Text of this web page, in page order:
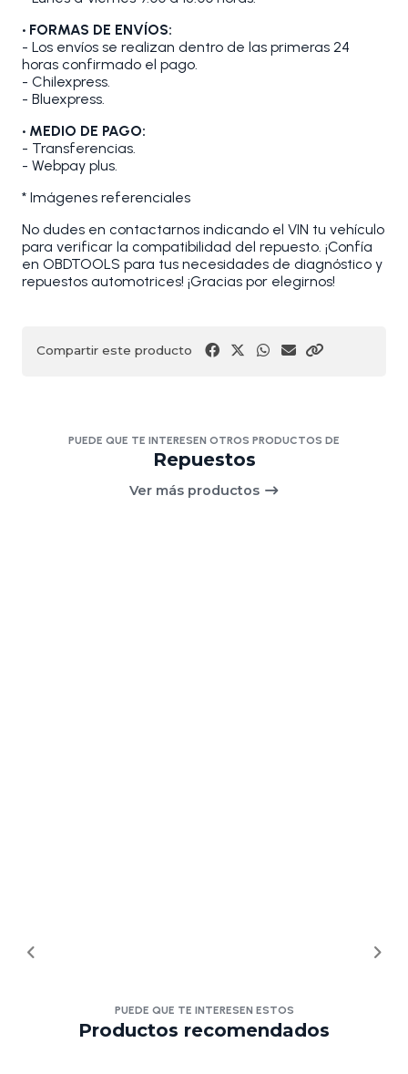
• FORMAS DE ENVÍOS:
- Los envíos se realizan dentro de las primeras 24
horas confirmado el pago.
- Chilexpress.
- Bluexpress.
• MEDIO DE PAGO:
- Transferencias.
- Webpay plus.
* Imágenes referenciales
No dudes en contactarnos indicando el VIN tu vehículo
para verificar la compatibilidad del repuesto. ¡Confía
en OBDTOOLS para tus necesidades de diagnóstico y
repuestos automotrices! ¡Gracias por elegirnos!
Compartir este producto
PUEDE QUE TE INTERESEN OTROS PRODUCTOS DE
Repuestos
Ver más productos
PUEDE QUE TE INTERESEN ESTOS
Productos recomendados